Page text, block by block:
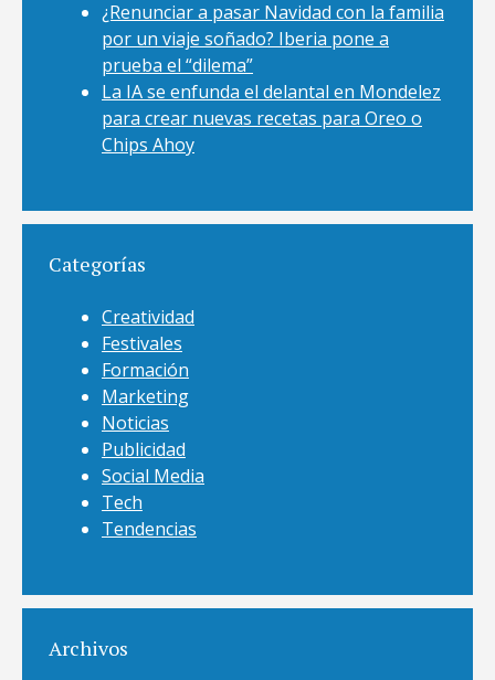
¿Renunciar a pasar Navidad con la familia
por un viaje soñado? Iberia pone a
prueba el “dilema”
La IA se enfunda el delantal en Mondelez
para crear nuevas recetas para Oreo o
Chips Ahoy
Categorías
Creatividad
Festivales
Formación
Marketing
Noticias
Publicidad
Social Media
Tech
Tendencias
Archivos